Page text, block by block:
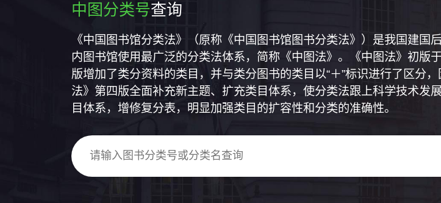
中图分类号查询
《中国图书馆分类法》（原称《中国图书馆图书分类法》）是我国建
内图书馆使用最广泛的分类法体系，简称《中图法》。《中图法》初版
版增加了类分资料的类目，并与类分图书的类目以“＋”标识进行了区分
法》第四版全面补充新主题、扩充类目体系，使分类法跟上科学技术发
目体系，增修复分表，明显加强类目的扩容性和分类的准确性。